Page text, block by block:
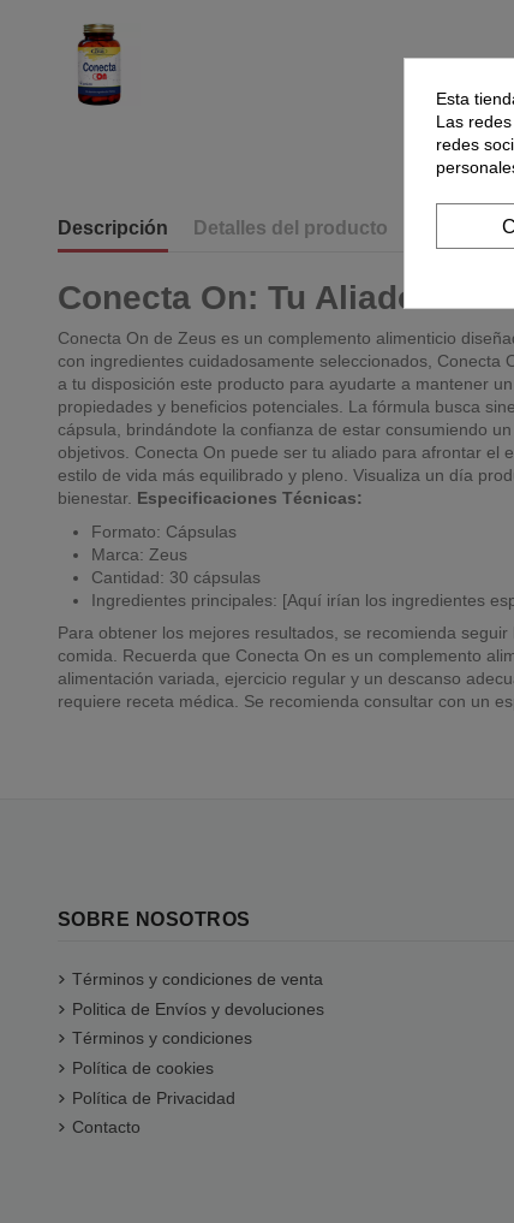
Descripción Detalles del producto
Conecta On: Tu Aliado
Conecta On de Zeus es un complemento alimenticio
con ingredientes cuidadosamente seleccionados,
a tu disposición este producto para ayudarte a mantener
propiedades y beneficios potenciales. La fórmula busca
cápsula, brindándote la confianza de estar consumiendo
objetivos. Conecta On puede ser tu aliado para afrontar el
estilo de vida más equilibrado y pleno. Visualiza un día
bienestar. Especificaciones Técnicas:
Formato: Cápsulas
Marca: Zeus
Cantidad: 30 cápsulas
Ingredientes principales: [Aquí irían los ingredientes
Para obtener los mejores resultados, se recomienda
comida. Recuerda que Conecta On es un complemento
alimentación variada, ejercicio regular y un descanso
requiere receta médica. Se recomienda consultar con un
SOBRE NOSOTROS
Términos y condiciones de venta
Politica de Envíos y devoluciones
Términos y condiciones
Política de cookies
Política de Privacidad
Contacto
Esta
Las
redes